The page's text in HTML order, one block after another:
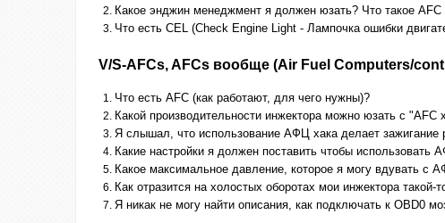
Какое энджин менеджмент я должен юзать? Что такое
Что есть CEL (Check Engine Light - Лампочка ошибки
V/S-AFCs, AFCs вообще (Air Fuel Computers/
Что есть AFC (как работают, для чего нужны)?
Какой производительности инжектора можно юзать с "AFC
Я слышал, что использование АФЦ хака делает зажигание
Какие настройки я должен поставить чтобы
Какое максимальное давление, которое я могу вдувать с
Как отразится на холостых оборотах мои инжектора
Я никак не могу найти описания, как подключать к OBD0